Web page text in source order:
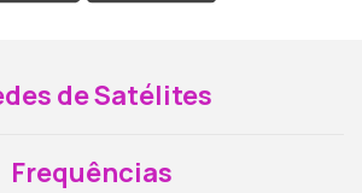
de Satélites
Frequências